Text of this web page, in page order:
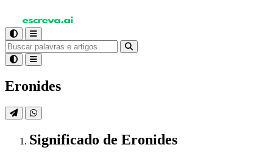
Eronides
Significado de Eronides